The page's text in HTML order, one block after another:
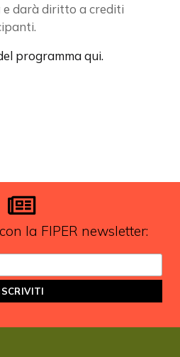
e darà diritto a crediti
programma qui.
la FIPER newsletter: